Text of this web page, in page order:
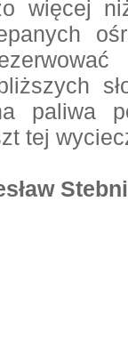
więcej
paliwa
tej